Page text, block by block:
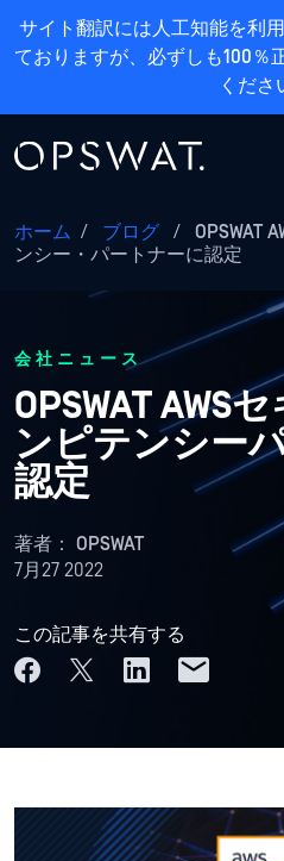
サイト翻訳には人工知能を利
ておりますが、必ずしも100％
くださ
ホーム / ブログ /
OPSWAT
ンシー・パートナーに認定
会社ニュース
OPSWAT AWS
ンピテンシー
認定
著者： OPSWAT
7月27 2022
この記事を共有する